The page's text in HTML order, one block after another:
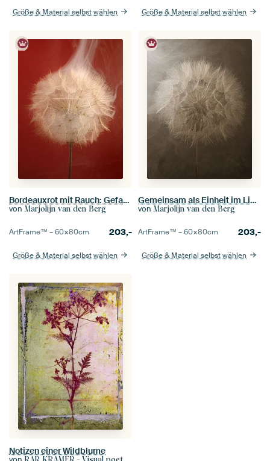
Größe & Material selbst wählen Größe & Material selbst wählen
Bordeauxrot mit Rauch: Gefangen im Tragopogon
von Marjolijn van den Berg
ArtFrame™ –60×80cm 203,-
Größe & Material selbst wählen
Gemeinsam als Einheit im Licht: Stille zum Loslassen
von Marjolijn van den Berg
ArtFrame™ –60×80cm 203,-
Größe & Material selbst wählen
Notizen einer Wildblume
RAR KRAMER - Visual poet